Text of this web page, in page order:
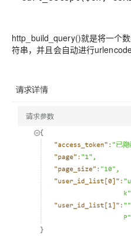
http_build_query()就是将一个
符串，并且会自动进行urlencode